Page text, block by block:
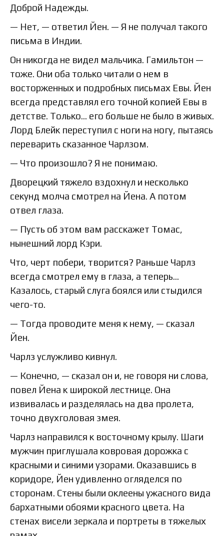
Доброй Надежды.
— Нет, — ответил Йен. — Я не получал такого
письма в Индии.
Он никогда не видел мальчика. Гамильтон —
тоже. Они оба только читали о нем в
восторженных и подробных письмах Евы. Йен
всегда представлял его точной копией Евы в
детстве. Только… его больше не было в живых.
Лорд Блейк переступил с ноги на ногу, пытаясь
переварить сказанное Чарлзом.
— Что произошло? Я не понимаю.
Дворецкий тяжело вздохнул и несколько
секунд молча смотрел на Йена. А потом
отвел глаза.
— Пусть об этом вам расскажет Томас,
нынешний лорд Кэри.
Что, черт побери, творится? Раньше Чарлз
всегда смотрел ему в глаза, а теперь…
Казалось, старый слуга боялся или стыдился
чего-то.
— Тогда проводите меня к нему, — сказал
Йен.
Чарлз услужливо кивнул.
— Конечно, — сказал он и, не говоря ни слова,
повел Йена к широкой лестнице. Она
извивалась и разделялась на два пролета,
точно двухголовая змея.
Чарлз направился к восточному крылу. Шаги
мужчин приглушала ковровая дорожка с
красными и синими узорами. Оказавшись в
коридоре, Йен удивленно огляделся по
сторонам. Стены были оклеены ужасного вида
бархатными обоями красного цвета. На
стенах висели зеркала и портреты в тяжелых